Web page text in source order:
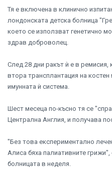
Тя е включена в клинично
лондонската детска болница
което се използват генетично
здрав доброволец.
След 28 дни ракът ѝ е в
втора трансплантация на
имунната ѝ система.
Шест месеца по-късно тя се
Централна Англия, и получава
"Без това експериментално
Алиса бяха палиативните
болницата в неделя.